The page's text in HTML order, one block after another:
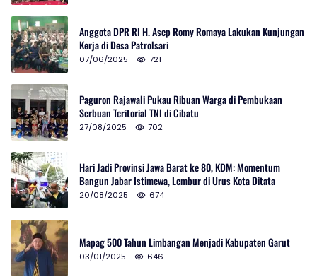
Anggota DPR RI H. Asep Romy Romaya Lakukan Kunjungan
Kerja di Desa Patrolsari
07/06/2025 721
Paguron Rajawali Pukau Ribuan Warga di Pembukaan
Serbuan Teritorial TNI di Cibatu
27/08/2025 702
Hari Jadi Provinsi Jawa Barat ke 80, KDM: Momentum
Bangun Jabar Istimewa, Lembur di Urus Kota Ditata
20/08/2025 674
Mapag 500 Tahun Limbangan Menjadi Kabupaten Garut
03/01/2025 646